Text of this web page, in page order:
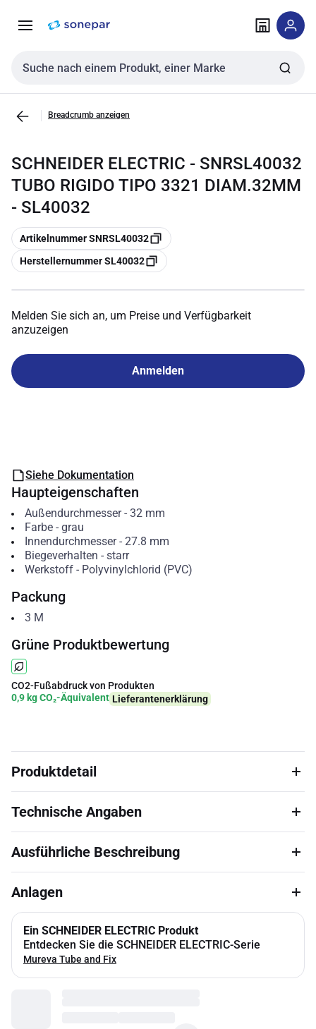
NavigationInhalt
Sucheingabe
Breadcrumb anzeigen
SCHNEIDER ELECTRIC - SNRSL40032
TUBO RIGIDO TIPO 3321 DIAM.32MM
- SL40032
Kopieren
Artikelnummer SNRSL40032
Kopieren
Herstellernummer SL40032
Melden Sie sich an, um Preise und Verfügbarkeit
anzuzeigen
Anmelden
Siehe Dokumentation
Haupteigenschaften
Außendurchmesser- 32 mm
Farbe- grau
Innendurchmesser- 27.8 mm
Biegeverhalten - starr
Werkstoff- Polyvinylchlorid (PVC)
Packung
3 M
Grüne Produktbewertung
CO2-Fußabdruck von Produkten
0,9 kg CO₂-Äquivalent Lieferantenerklärung
Produktdetail
Technische Angaben
Ausführliche Beschreibung
Anlagen
Ein SCHNEIDER ELECTRIC Produkt
Entdecken Sie die SCHNEIDER ELECTRIC-Serie
Mureva Tube and Fix